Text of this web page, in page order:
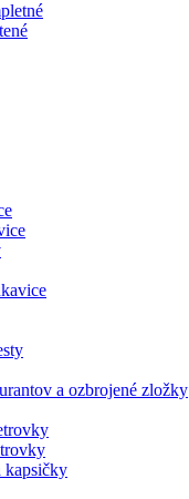
a ozbrojené zložky
kapsičky